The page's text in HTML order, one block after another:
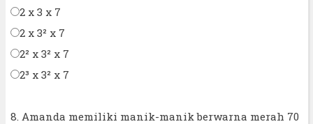
2 x 3 x 7
2 x 3² x 7
2² x 3² x 7
2³ x 3² x 7
8. Amanda memiliki manik-manik berwarna merah 70